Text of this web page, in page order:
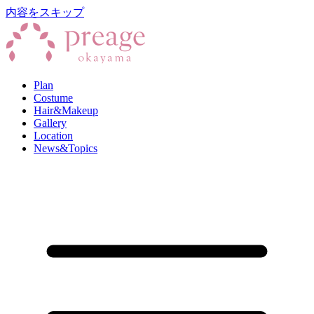
内容をスキップ
Plan
Costume
Hair&Makeup
Gallery
Location
News&Topics